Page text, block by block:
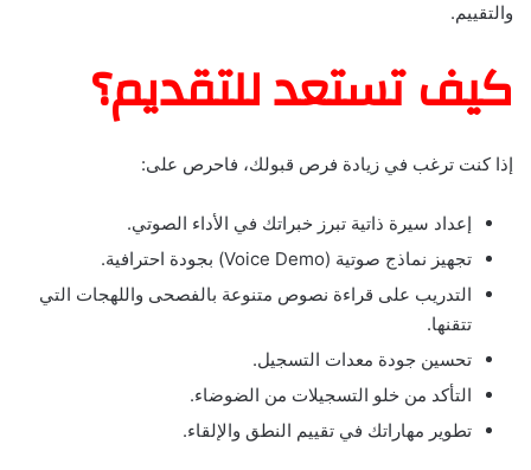
والتقييم.
كيف تستعد للتقديم؟
إذا كنت ترغب في زيادة فرص قبولك، فاحرص على:
إعداد سيرة ذاتية تبرز خبراتك في الأداء الصوتي.
تجهيز نماذج صوتية (Voice Demo) بجودة احترافية.
التدريب على قراءة نصوص متنوعة بالفصحى واللهجات التي
تتقنها.
تحسين جودة معدات التسجيل.
التأكد من خلو التسجيلات من الضوضاء.
تطوير مهاراتك في تقييم النطق والإلقاء.